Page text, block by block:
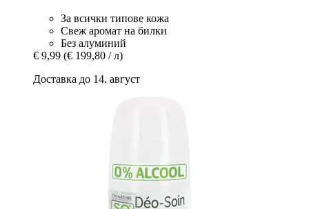
За всички типове кожа
Свеж аромат на билки
Без алуминий
€ 9,99 (€ 199,80 / л)
Доставка до 14. август